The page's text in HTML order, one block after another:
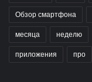
Обзор смартфона
месяца неделю
приложения про